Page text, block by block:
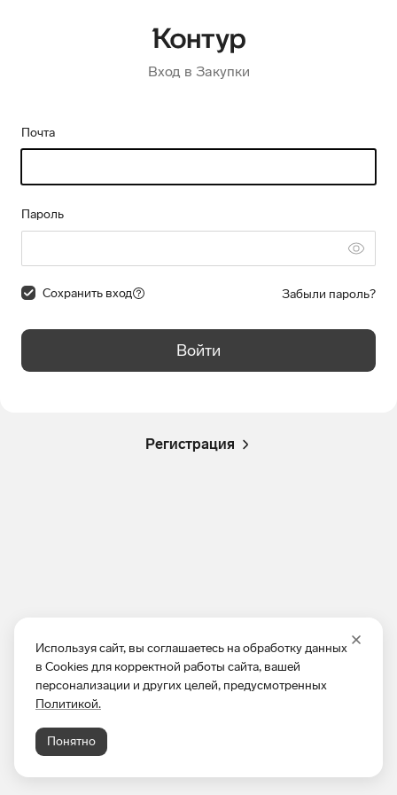
Используя сайт, вы соглашаетесь на обработку данных
в Cookies для корректной работы сайта, вашей
персонализации и других целей, предусмотренных
Политикой.
Понятно
Вход в Закупки
Почта
Пароль
Сохранить вход Забыли пароль?
Войти
Регистрация